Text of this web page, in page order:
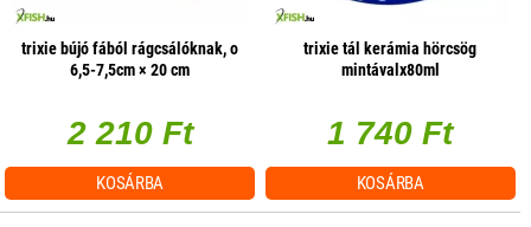
trixie bújó fából rágcsálóknak, o
6,5-7,5cm × 20 cm
2 210 Ft
KOSÁRBA
trixie tál kerámia hörcsög
mintávalx80ml
1 740 Ft
KOSÁRBA